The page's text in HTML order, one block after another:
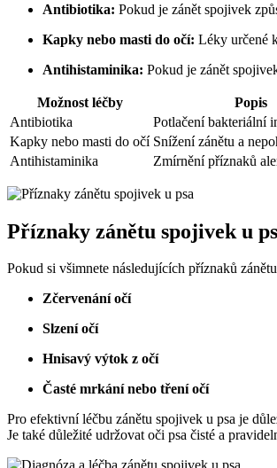
Antibiotika: Pokud je zánět spojivek
Kapky nebo masti do očí: Léky určené
Antihistaminika: Pokud je zánět
Možnost léčby
Popis
Antibiotika
Potlačení bakteriální
Kapky nebo masti do očí Snížení zánětu a
Antihistaminika
Zmírnění příznaků
Příznaky zánětu spojivek u
Pokud si všimnete následujících příznaků
Zčervenání očí
Slzení očí
Hnisavý výtok z očí
Časté mrkání nebo tření očí
Pro efektivní léčbu zánětu spojivek u psa je
Je také důležité udržovat oči psa čisté a